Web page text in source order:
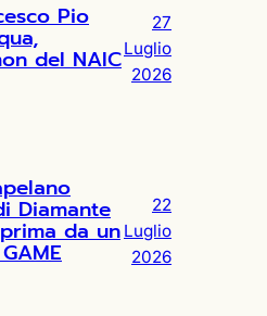
Pio
del NAIC
27
Luglio
2026
Diamante
da un
22
Luglio
2026